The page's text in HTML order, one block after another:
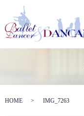
HOME IMG_7263